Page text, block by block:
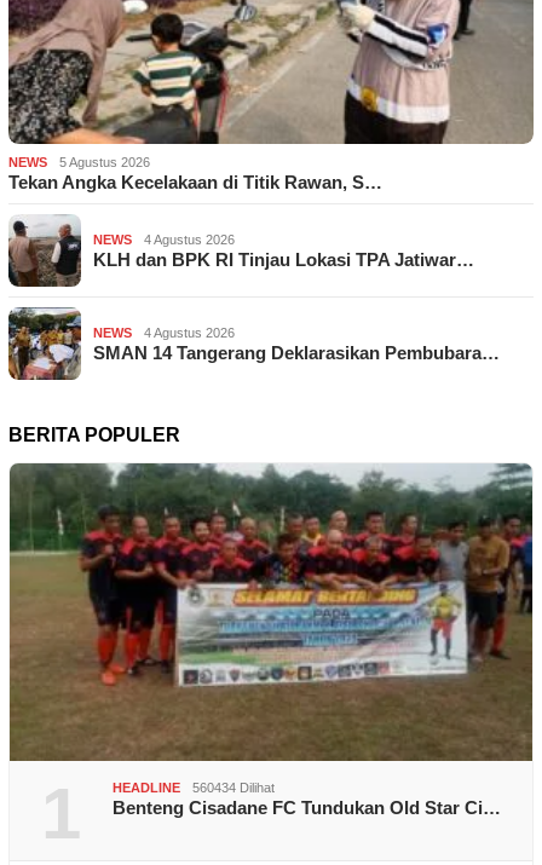
NEWS 5 Agustus 2026
Tekan Angka Kecelakaan di Titik Rawan, S…
NEWS 4 Agustus 2026
KLH dan BPK RI Tinjau Lokasi TPA Jatiwar…
NEWS 4 Agustus 2026
SMAN 14 Tangerang Deklarasikan Pembubara…
BERITA POPULER
1 HEADLINE 560434 Dilihat
Benteng Cisadane FC Tundukan Old Star Ci…